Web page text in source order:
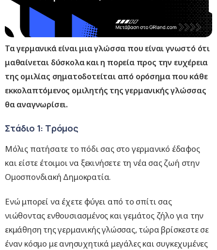
Τα γερμανικά είναι μια γλώσσα που είναι γνωστό ότι
μαθαίνεται δύσκολα και η πορεία προς την ευχέρεια
της ομιλίας σηματοδοτείται από ορόσημα που κάθε
εκκολαπτόμενος ομιλητής της γερμανικής γλώσσας
θα αναγνωρίσει.
Στάδιο 1: Τρόμος
Μόλις πατήσατε το πόδι σας στο γερμανικό έδαφος
και είστε έτοιμοι να ξεκινήσετε τη νέα σας ζωή στην
Ομοσπονδιακή Δημοκρατία.
Ενώ μπορεί να έχετε φύγει από το σπίτι σας
νιώθοντας ενθουσιασμένος και γεμάτος ζήλο για την
εκμάθηση της γερμανικής γλώσσας, τώρα βρίσκεστε σε
έναν κόσμο με ανησυχητικά μεγάλες και συγκεχυμένες